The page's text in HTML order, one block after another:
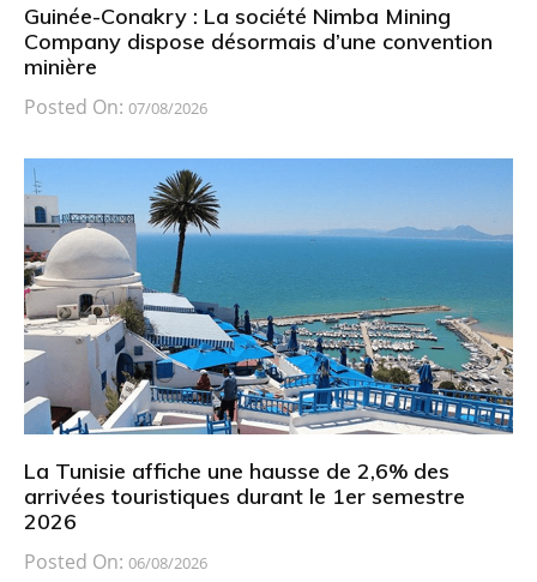
Guinée-Conakry : La société Nimba Mining
Company dispose désormais d’une convention
minière
Posted On: 07/08/2026
La Tunisie affiche une hausse de 2,6% des
arrivées touristiques durant le 1er semestre
2026
Posted On: 06/08/2026